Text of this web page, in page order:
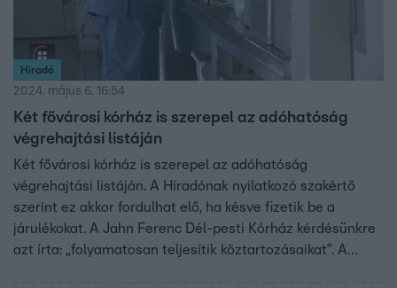
Híradó
2024. május 6. 16:54
Két fővárosi kórház is szerepel az adóhatóság
végrehajtási listáján
Két fővárosi kórház is szerepel az adóhatóság
végrehajtási listáján. A Híradónak nyilatkozó szakértő
szerint ez akkor fordulhat elő, ha késve fizetik be a
járulékokat. A Jahn Ferenc Dél-pesti Kórház kérdésünkre
azt írta: „folyamatosan teljesítik köztartozásaikat”. A